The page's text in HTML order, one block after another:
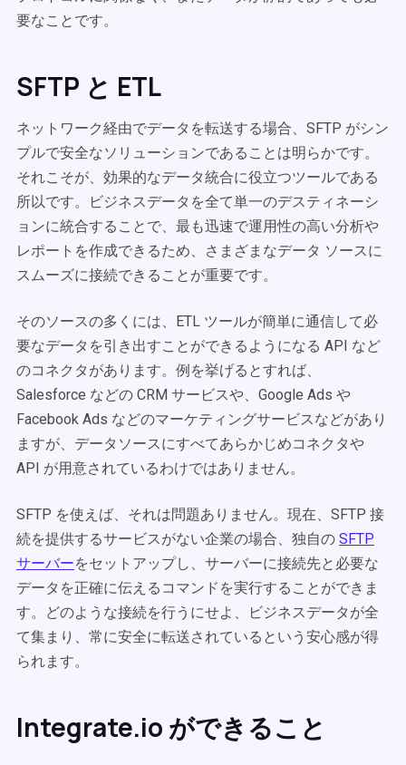
要なことです。
SFTP と ETL
ネットワーク経由でデータを転送する場合、SFTP がシン
プルで安全なソリューションであることは明らかです。
それこそが、効果的なデータ統合に役立つツールである
所以です。ビジネスデータを全て単一のデスティネーシ
ョンに統合することで、最も迅速で運用性の高い分析や
レポートを作成できるため、さまざまなデータ ソースに
スムーズに接続できることが重要です。
そのソースの多くには、ETL ツールが簡単に通信して必
要なデータを引き出すことができるようになる API など
のコネクタがあります。例を挙げるとすれば、
Salesforce などの CRM サービスや、Google Ads や
Facebook Ads などのマーケティングサービスなどがあり
ますが、データソースにすべてあらかじめコネクタや
API が用意されているわけではありません。
SFTP を使えば、それは問題ありません。現在、SFTP 接
続を提供するサービスがない企業の場合、独自の SFTP
サーバーをセットアップし、サーバーに接続先と必要な
データを正確に伝えるコマンドを実行することができま
す。どのような接続を行うにせよ、ビジネスデータが全
て集まり、常に安全に転送されているという安心感が得
られます。
Integrate.io ができること